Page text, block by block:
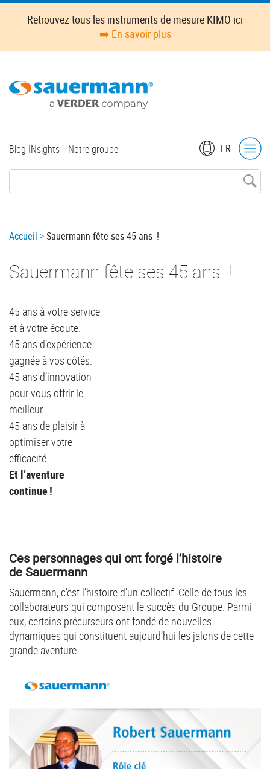
Skip
content
Retrouvez tous les instruments de mesure KIMO ici
➡️ En savoir plus
FR
Top
Blog INsights Notre groupe
Breadcrumb
Accueil Sauermann fête ses 45 ans !
Sauermann fête ses 45 ans !
45 ans à votre service
et à votre écoute.
45 ans d’expérience
gagnée à vos côtés.
45 ans d’innovation
pour vous offrir le
meilleur.
45 ans de plaisir à
optimiser votre
efficacité.
Et l’aventure
continue !
Ces personnages qui ont forgé l’histoire
de Sauermann
Sauermann, c’est l’histoire d’un collectif. Celle de tous les
collaborateurs qui composent le succès du Groupe. Parmi
eux, certains précurseurs ont fondé de nouvelles
dynamiques qui constituent aujourd’hui les jalons de cette
grande aventure.